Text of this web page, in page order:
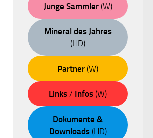
Junge Sammler(W)
Mineral des Jahres
(HD)
Partner (W)
Links / Infos (W)
Dokumente &
Downloads(HD)